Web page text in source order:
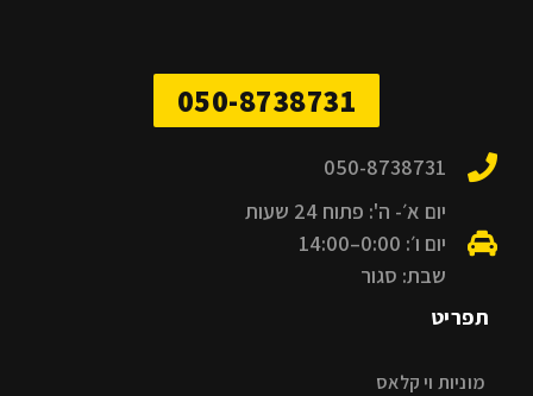
050-8738731
050-8738731
יום א׳- ה': פתוח 24 שעות
יום ו׳: 0:00–14:00
שבת: סגור
תפריט
מוניות וי קלאס